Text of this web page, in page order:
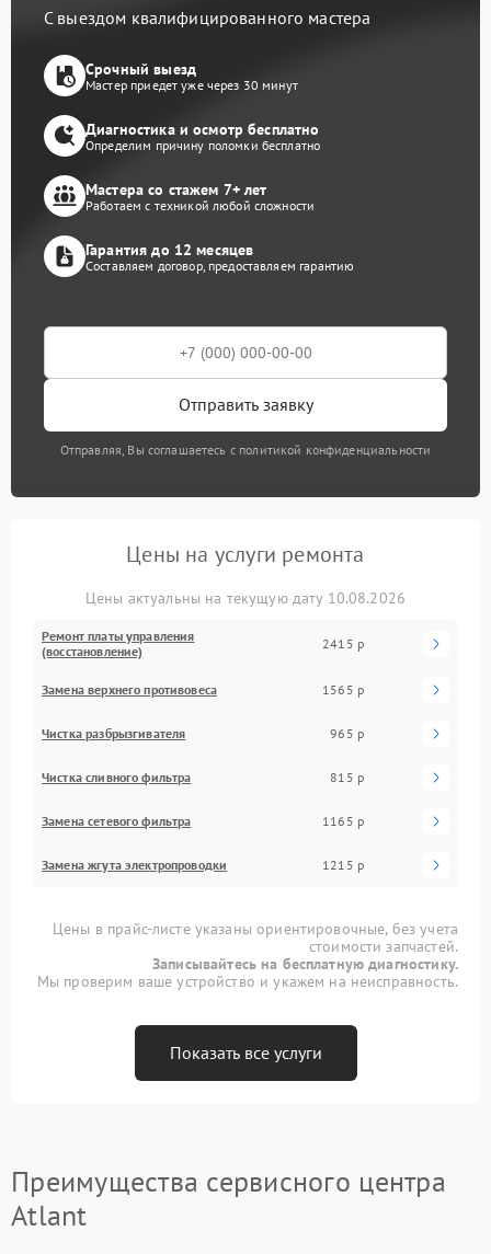
С выездом квалифицированного мастера
Срочный выезд
Мастер приедет уже через 30 минут
Диагностика и осмотр бесплатно
Определим причину поломки бесплатно
Мастера со стажем 7+ лет
Работаем с техникой любой сложности
Гарантия до 12 месяцев
Составляем договор, предоставляем гарантию
Отправить заявку
Отправляя, Вы соглашаетесь с политикой конфиденциальности
Цены на услуги ремонта
Цены актуальны на текущую дату 10.08.2026
Ремонт платы управления
(восстановление)
2415 р
Замена верхнего противовеса 1565 р
Чистка разбрызгивателя 965 р
Чистка сливного фильтра 815 р
Замена сетевого фильтра 1165 р
Замена жгута электропроводки 1215 р
Цены в прайс-листе указаны ориентировочные, без учета
стоимости запчастей.
Записывайтесь на бесплатную диагностику.
Мы проверим ваше устройство и укажем на неисправность.
Показать все услуги
Преимущества сервисного центра
Atlant